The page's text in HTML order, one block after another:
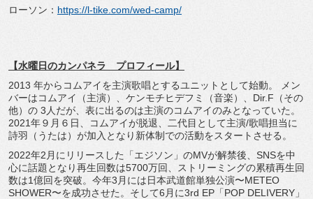
ローソン： https://l-tike.com/wed-camp/
【水曜日のカンパネラ プロフィール】
2013 年からコムアイを主演歌唱とするユニットとして始動。 メン
バーはコムアイ（主演）、ケンモチヒデフミ（音楽）、Dir.F（その
他）の 3人だが、表に出るのは主演のコムアイのみとなっていた。
2021年９月６日、コムアイが脱退、二代目として主演/歌唱担当に
詩羽（うたは）が加入となり新体制での活動をスタートさせる。
2022年2月にリリースした「エジソン」のMVが解禁後、SNSを中
心に話題となり再生回数は5700万回、ストリーミングの累積再生回
数は1億回を突破。今年3月には日本武道館単独公演〜METEO
SHOWER〜を成功させた。そして6月に3rd EP「POP DELIVERY」